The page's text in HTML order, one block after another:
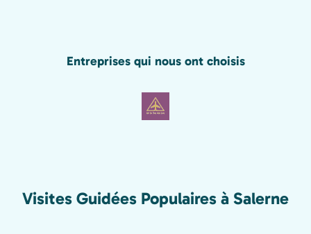
Entreprises qui nous ont choisis
Visites Guidées Populaires à Salerne